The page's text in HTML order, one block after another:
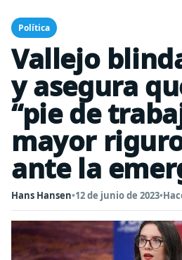
Política
Vallejo
y asegura
“pie de
mayor
ante la
Hans Hansen•12 de junio de 2023•